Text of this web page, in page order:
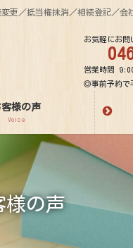
更／抵当権抹消／相続登記／会
お気軽にお問
営業時間
◎事前予約で
客様の声
Voice
様の声